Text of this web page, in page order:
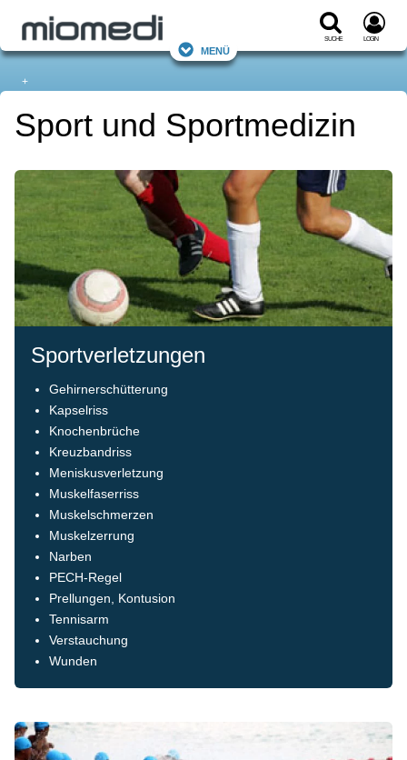
Suche Login
Menü
+
Sport und Sportmedizin
Sportverletzungen
Gehirnerschütterung
Kapselriss
Knochenbrüche
Kreuzbandriss
Meniskusverletzung
Muskelfaserriss
Muskelschmerzen
Muskelzerrung
Narben
PECH-Regel
Prellungen, Kontusion
Tennisarm
Verstauchung
Wunden